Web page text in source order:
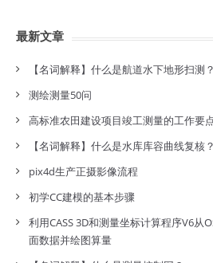
最新文章
【名词解释】什么是航道水下地形扫测？
测绘测量50问
高标准农田建设项目竣工测量的工作要
【名词解释】什么是水库库容曲线复核？
pix4d生产正摄影像流程
初学CC建模的基本步骤
利用CASS 3D和测量坐标计算程序V6从
面数据并绘图算量